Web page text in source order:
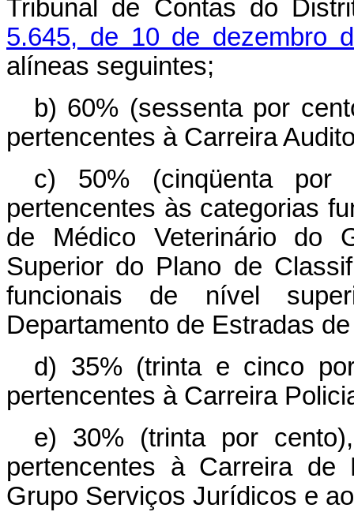
Tribunal de Contas do
5.645, de 10 de dezembro
alíneas seguintes;
b) 60% (sessenta por
pertencentes à Carreira
c) 50% (cinqüenta por
pertencentes às categorias
de Médico Veterinário do
Superior do Plano de
funcionais de nível
Departamento de Estradas
d) 35% (trinta e cinco
pertencentes à Carreira
e) 30% (trinta por
pertencentes à Carreira de
Grupo Serviços Jurídicos e